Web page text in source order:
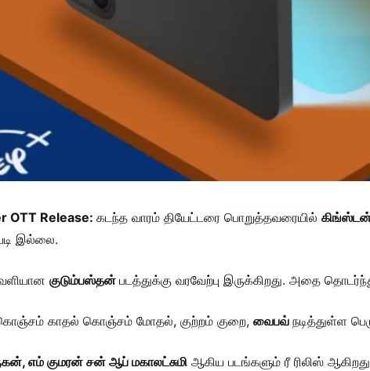
OTT Release: கடந்த வாரம் தியேட்டரை பொறுத்தவரையில்
இல்லை.
குடும்பஸ்தன் படத்துக்கு வரவேற்பு இருக்கிறது. அதை
காதல் கொஞ்சம் மோதல், குற்றம் குறை, வைபவ் நடித்துள்ள
எம் குமரன் சன் ஆப் மகாலட்சுமி ஆகிய படங்களும் ரீ ரிலிஸ்